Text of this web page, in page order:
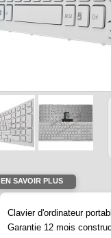
EN SAVOIR PLUS
Clavier d'ordinateur
Garantie 12 mois